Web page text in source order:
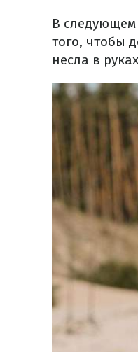
В следующем
того, чтобы
несла в